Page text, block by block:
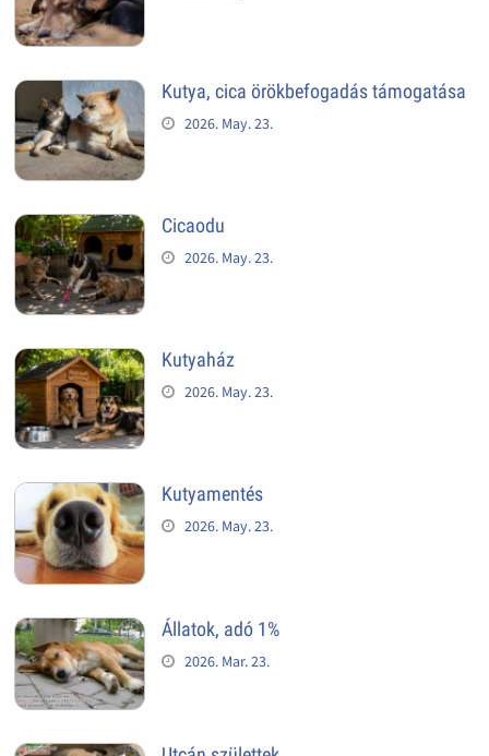
Kutya, cica örökbefogadás támogatása
2026. May. 23.
Cicaodu
2026. May. 23.
Kutyaház
2026. May. 23.
Kutyamentés
2026. May. 23.
Állatok, adó 1%
2026. Mar. 23.